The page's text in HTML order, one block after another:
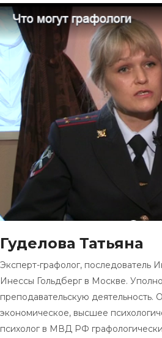
Гуделова Татьяна
Эксперт-графолог, последователь
Инессы Гольдберг в Москве.
преподавательскую деятельность.
экономическое, высшее
психолог в МВД РФ